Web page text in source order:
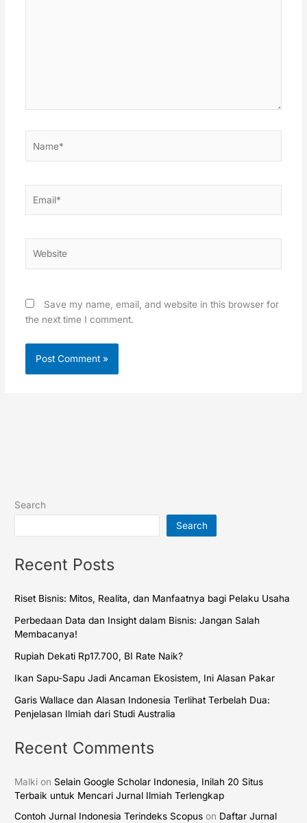
Save my name, email, and website in this browser for
the next time I comment.
Search
Search
Recent Posts
Riset Bisnis: Mitos, Realita, dan Manfaatnya bagi Pelaku Usaha
Perbedaan Data dan Insight dalam Bisnis: Jangan Salah
Membacanya!
Rupiah Dekati Rp17.700, BI Rate Naik?
Ikan Sapu-Sapu Jadi Ancaman Ekosistem, Ini Alasan Pakar
Garis Wallace dan Alasan Indonesia Terlihat Terbelah Dua:
Penjelasan Ilmiah dari Studi Australia
Recent Comments
Malki onSelain Google Scholar Indonesia, Inilah 20 Situs
Terbaik untuk Mencari Jurnal Ilmiah Terlengkap
Contoh Jurnal Indonesia Terindeks Scopus on Daftar Jurnal